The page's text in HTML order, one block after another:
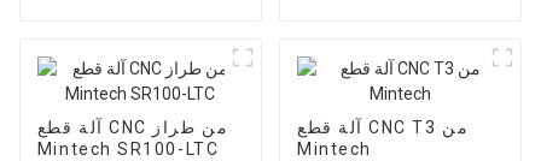
آلة قطع CNC من طراز
Mintech SR100-LTC
آلة قطع CNC T3 من
Mintech